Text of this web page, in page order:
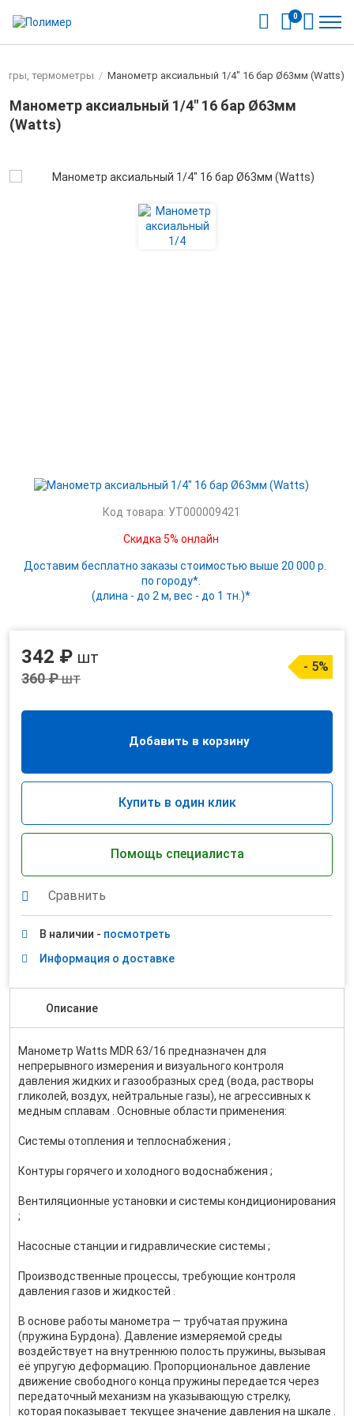
0
термометры / Манометр аксиальный 1/4" 16 бар Ø63мм (Watts)
Манометр аксиальный 1/4" 16 бар Ø63мм
(Watts)
Код товара: УТ000009421
Скидка 5% онлайн
Доставим бесплатно заказы стоимостью выше 20 000 р.
по городу*.
(длина - до 2 м, вес - до 1 тн.)*
342 ₽ шт
360 ₽шт
- 5%
Добавить в корзину
Купить в один клик
Помощь специалиста
Сравнить
В наличии - посмотреть
Информация о доставке
Описание
Манометр Watts MDR 63/16 предназначен для
непрерывного измерения и визуального контроля
давления жидких и газообразных сред (вода, растворы
гликолей, воздух, нейтральные газы), не агрессивных к
медным сплавам . Основные области применения:
Системы отопления и теплоснабжения ;
Контуры горячего и холодного водоснабжения ;
Вентиляционные установки и системы кондиционирования
;
Насосные станции и гидравлические системы ;
Производственные процессы, требующие контроля
давления газов и жидкостей .
В основе работы манометра — трубчатая пружина
(пружина Бурдона). Давление измеряемой среды
воздействует на внутреннюю полость пружины, вызывая
её упругую деформацию. Пропорциональное давление
движение свободного конца пружины передается через
передаточный механизм на указывающую стрелку,
которая показывает текущее значение давления на шкале .